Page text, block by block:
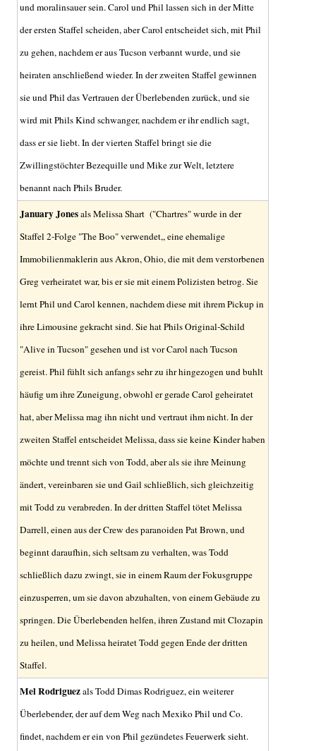
und moralinsauer sein. Carol und Phil lassen sich in der Mitte
der ersten Staffel scheiden, aber Carol entscheidet sich, mit Phil
zu gehen, nachdem er aus Tucson verbannt wurde, und sie
heiraten anschließend wieder. In der zweiten Staffel gewinnen
sie und Phil das Vertrauen der Überlebenden zurück, und sie
wird mit Phils Kind schwanger, nachdem er ihr endlich sagt,
dass er sie liebt. In der vierten Staffel bringt sie die
Zwillingstöchter Bezequille und Mike zur Welt, letztere
benannt nach Phils Bruder.
January Jonesals Melissa Shart ("Chartres" wurde in der
Staffel 2-Folge "The Boo" verwendet,, eine ehemalige
Immobilienmaklerin aus Akron, Ohio, die mit dem verstorbenen
Greg verheiratet war, bis er sie mit einem Polizisten betrog. Sie
lernt Phil und Carol kennen, nachdem diese mit ihrem Pickup in
ihre Limousine gekracht sind. Sie hat Phils Original-Schild
"Alive in Tucson" gesehen und ist vor Carol nach Tucson
gereist. Phil fühlt sich anfangs sehr zu ihr hingezogen und buhlt
häufig um ihre Zuneigung, obwohl er gerade Carol geheiratet
hat, aber Melissa mag ihn nicht und vertraut ihm nicht. In der
zweiten Staffel entscheidet Melissa, dass sie keine Kinder haben
möchte und trennt sich von Todd, aber als sie ihre Meinung
ändert, vereinbaren sie und Gail schließlich, sich gleichzeitig
mit Todd zu verabreden. In der dritten Staffel tötet Melissa
Darrell, einen aus der Crew des paranoiden Pat Brown, und
beginnt daraufhin, sich seltsam zu verhalten, was Todd
schließlich dazu zwingt, sie in einem Raum der Fokusgruppe
einzusperren, um sie davon abzuhalten, von einem Gebäude zu
springen. Die Überlebenden helfen, ihren Zustand mit Clozapin
zu heilen, und Melissa heiratet Todd gegen Ende der dritten
Staffel.
Mel Rodriguezals Todd Dimas Rodriguez, ein weiterer
Überlebender, der auf dem Weg nach Mexiko Phil und Co.
findet, nachdem er ein von Phil gezündetes Feuerwerk sieht.